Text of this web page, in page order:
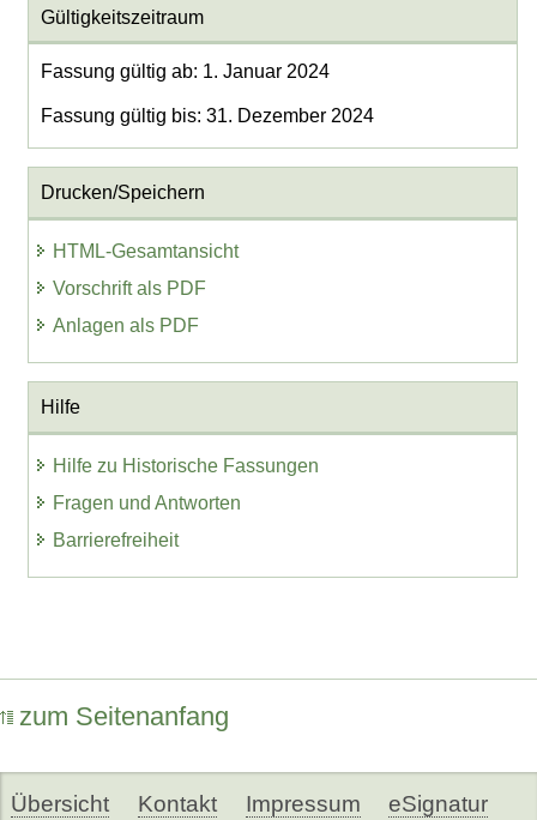
Gültigkeitszeitraum
Fassung gültig ab: 1. Januar 2024
Fassung gültig bis: 31. Dezember 2024
Drucken/Speichern
HTML-Gesamtansicht
Vorschrift als PDF
Anlagen als PDF
Hilfe
Hilfe zu Historische Fassungen
Fragen und Antworten
Barrierefreiheit
zum Seitenanfang
Übersicht Kontakt Impressum eSignatur